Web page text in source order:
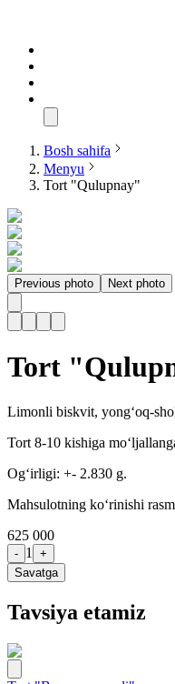
Bosh sahifa
Menyu
Tort "Qulupnay"
Previous photo Next photo
Tort
Limonli biskvit, yong‘oq-
Tort 8-10 kishiga
Og‘irligi: +- 2.830 g.
Mahsulotning ko‘rinishi
625 000
- 1
+
Savatga
Tavsiya etamiz